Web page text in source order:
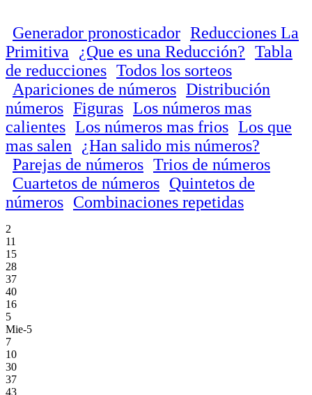
Generador pronosticador Reducciones La
Primitiva
¿Que es una Reducción? Tabla
de reducciones Todos los sorteos
Apariciones de números Distribución
números Figuras Los números mas
calientes Los números mas frios Los que
mas salen
¿Han salido mis números?
Parejas de números Trios de números
Cuartetos de números Quintetos de
números Combinaciones repetidas
2
11
15
28
37
40
16
5
Mie-5
7
10
30
37
43